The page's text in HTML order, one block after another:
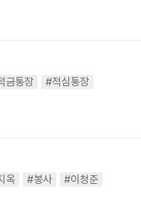
금통장
#적심통장
옥 #봉사
#이청준